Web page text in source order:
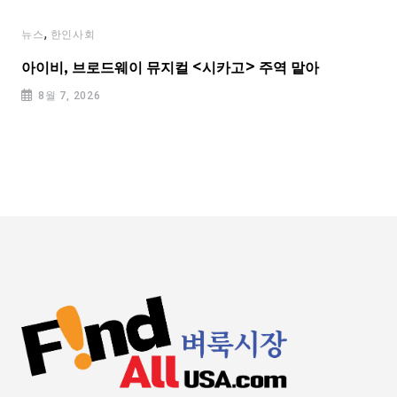
뉴스, 한인사회
아이비, 브로드웨이 뮤지컬 <시카고> 주역 맡아
8월 7, 2026